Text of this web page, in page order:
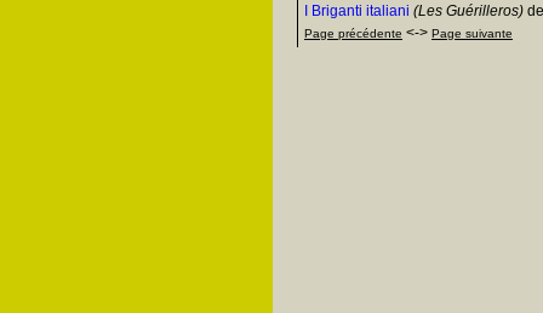
I Briganti italiani (Les Guérilleros)
Page précédente <-> Page suivante